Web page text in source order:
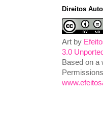
Direitos
Art by
3.0
Based on a